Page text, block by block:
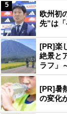
欧州初
先”は
5
[PR]楽
絶景と
ラフ」
[PR]暑
の変化